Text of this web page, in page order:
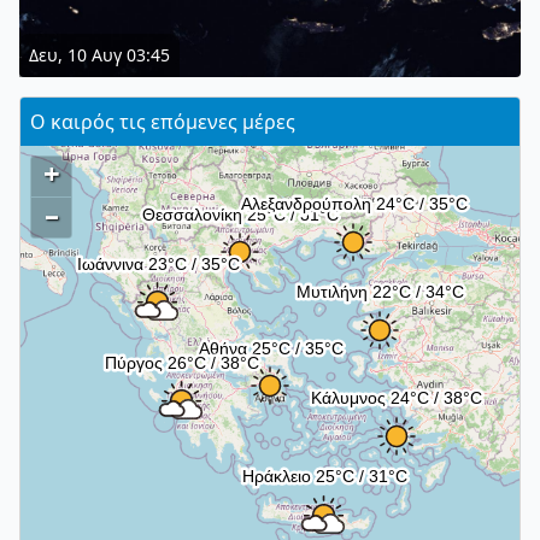
Δευ, 10 Αυγ 03:45
Ο καιρός τις επόμενες μέρες
+
–